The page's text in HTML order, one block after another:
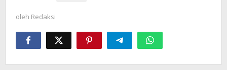
oleh Redaksi